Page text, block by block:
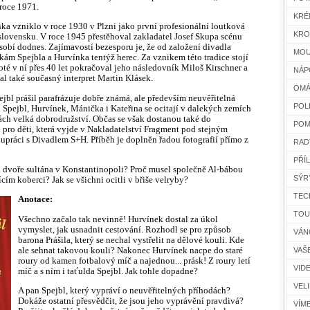
1971.
vzniklo v roce 1930 v Plzni jako první profesionální loutková
V roce 1945 přestěhoval zakladatel Josef Skupa scénu
dodnes. Zajímavostí bezesporu je, že od založení divadla
Spejbla a Hurvínka tentýž herec. Za vznikem této tradice stojí
v ní přes 40 let pokračoval jeho následovník Miloš Kirschner a
také současný interpret Martin Klásek.
prášil parafrázuje dobře známá, ale především neuvěřitelná
Spejbl, Hurvínek, Mánička i Kateřina se ocitají v dalekých zemích
velká dobrodružství. Občas se však dostanou také do
děti, která vyjde v Nakladatelství Fragment pod stejným
s Divadlem S+H. Příběh je doplněn řadou fotografií přímo z
sultána v Konstantinopoli? Proč musel společně Al-bábou
koberci? Jak se všichni ocitli v břiše velryby?
Anotace:
Všechno začalo tak nevinně! Hurvínek dostal za úkol
vymyslet, jak usnadnit cestování. Rozhodl se pro způsob
barona Prášila, který se nechal vystřelit na dělové kouli. Kde
ale sehnat takovou kouli? Nakonec Hurvínek nacpe do staré
roury od kamen fotbalový míč a najednou... prásk! Z roury letí
míč a s ním i taťulda Spejbl. Jak tohle dopadne?
A pan Spejbl, který vypráví o neuvěřitelných příhodách?
Dokáže ostatní přesvědčit, že jsou jeho vyprávění pravdivá?